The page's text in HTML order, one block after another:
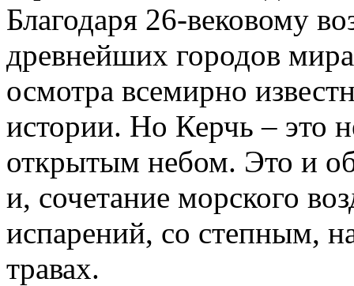
Благодаря 26-вековому
древнейших городов
осмотра всемирно
истории. Но Керчь – это
открытым небом. Это и
и, сочетание морского
испарений, со степным,
травах.